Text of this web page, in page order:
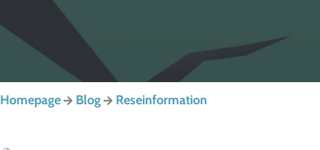
Homepage Blog Reseinformation